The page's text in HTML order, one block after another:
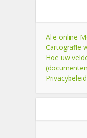
Alle online
Cartografie
Hoe uw
Privacybeleid